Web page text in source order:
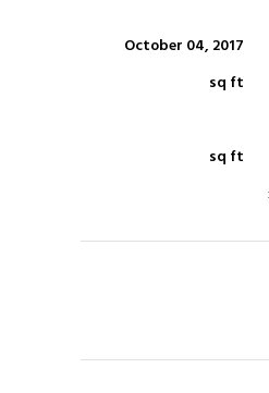
October 04, 2017
sq ft
sq ft